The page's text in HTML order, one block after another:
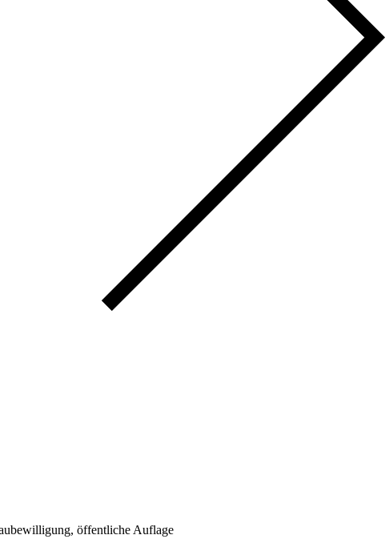
öffentliche Auflage